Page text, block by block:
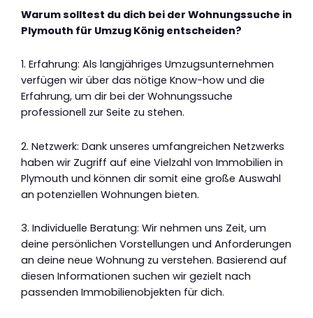
Warum solltest du dich bei der Wohnungssuche in
Plymouth für Umzug König entscheiden?
1. Erfahrung: Als langjähriges Umzugsunternehmen
verfügen wir über das nötige Know-how und die
Erfahrung, um dir bei der Wohnungssuche
professionell zur Seite zu stehen.
2. Netzwerk: Dank unseres umfangreichen Netzwerks
haben wir Zugriff auf eine Vielzahl von Immobilien in
Plymouth und können dir somit eine große Auswahl
an potenziellen Wohnungen bieten.
3. Individuelle Beratung: Wir nehmen uns Zeit, um
deine persönlichen Vorstellungen und Anforderungen
an deine neue Wohnung zu verstehen. Basierend auf
diesen Informationen suchen wir gezielt nach
passenden Immobilienobjekten für dich.